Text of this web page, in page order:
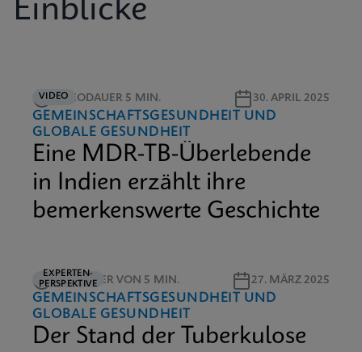
Einblicke
VIDEOVIDEODAUER 5 MIN. 30. APRIL 2025
GEMEINSCHAFTSGESUNDHEIT UND
GLOBALE GESUNDHEIT
Eine MDR-TB-Überlebende
in Indien erzählt ihre
bemerkenswerte Geschichte
EXPERTEN-
PERSPEKTIVE
LESEDAUER VON 5 MIN. 27. MÄRZ 2025
GEMEINSCHAFTSGESUNDHEIT UND
GLOBALE GESUNDHEIT
Der Stand der Tuberkulose